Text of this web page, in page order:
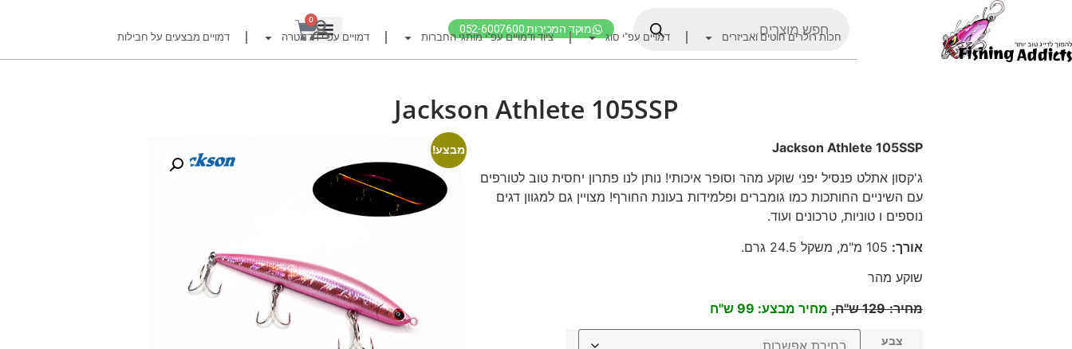
מוקד המכירות 052-6007600
דף הבית
דמויים מומלצים לדיג זרזור
חכות
רולרים
אביזרים לרולר
קרסי דייג ואביזרים מומלצים לדייג זרזור
חפש ציוד לפי מותג חברה
0
חכות רולרים חוטים ואביזרים דמויים עפ"י סוג ציוד ודמויים עפ"י מותגי החברות דמויים עפ"י דג מטרה דמויים מבצעים על חבילות
Jackson Athlete 105SSP
Jackson Athlete 105SSP
ג'קסון אתלט פנסיל יפני שוקע מהר וסופר איכותי! נותן לנו פתרון יחסית טוב לטורפים
עם השיניים החותכות כמו גומברים ופלמידות בעונת החורף! מצויין גם למגוון דגים
נוספים ו טוניות, טרכונים ועוד.
אורך: מ"מ, משקל 24.5 גרם
.
שוקע מהר
מחיר:
129 ש"ח, מחיר מבצע: 99 ש"ח
צבע
מבצע!